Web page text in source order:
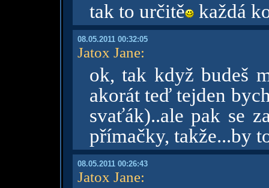
tak to určitě každá
08.05.2011 00:32:05
Jatox Jane:
ok, tak když budeš
akorát teď tejden
svaťák)..ale pak se
přímačky, takže...by
08.05.2011 00:26:43
Jatox Jane: